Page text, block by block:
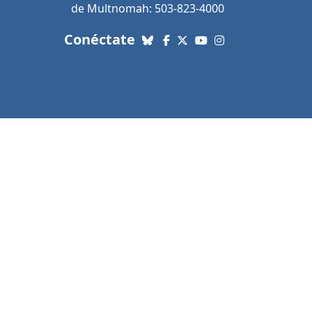
de Multnomah: 503-823-4000
Conéctate con nosotros. Enlaces a
Bluesky
Facebook
X (Twitter)
YouTube
Instagram